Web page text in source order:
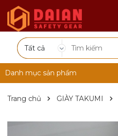
Tất cả
Danh mục sản phẩm
Trang chủ GIÀY TAKUMI